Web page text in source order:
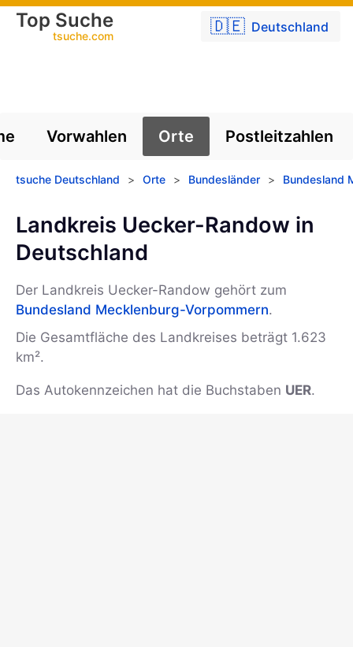
🇩🇪 Deutschland
Top Suche
tsuche.com
Vorwahlen Orte Postleitzahlen
tsuche Deutschland > Orte > Bundesländer > Bundesland
Landkreis Uecker-Randow in
Deutschland
Der Landkreis Uecker-Randow gehört zum
Bundesland Mecklenburg-Vorpommern.
Die Gesamtfläche des Landkreises beträgt 1.623
km².
Das Autokennzeichen hat die Buchstaben UER.